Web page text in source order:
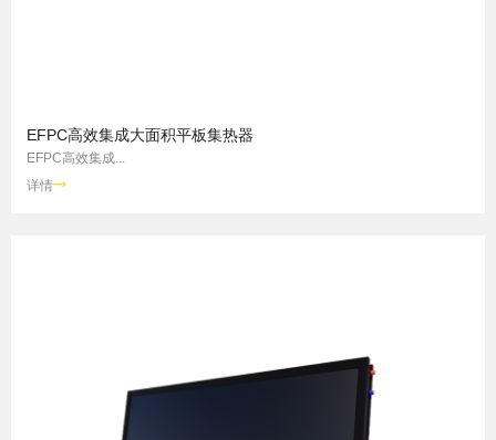
EFPC高效集成大面积平板集热器
EFPC高效集成...
详情